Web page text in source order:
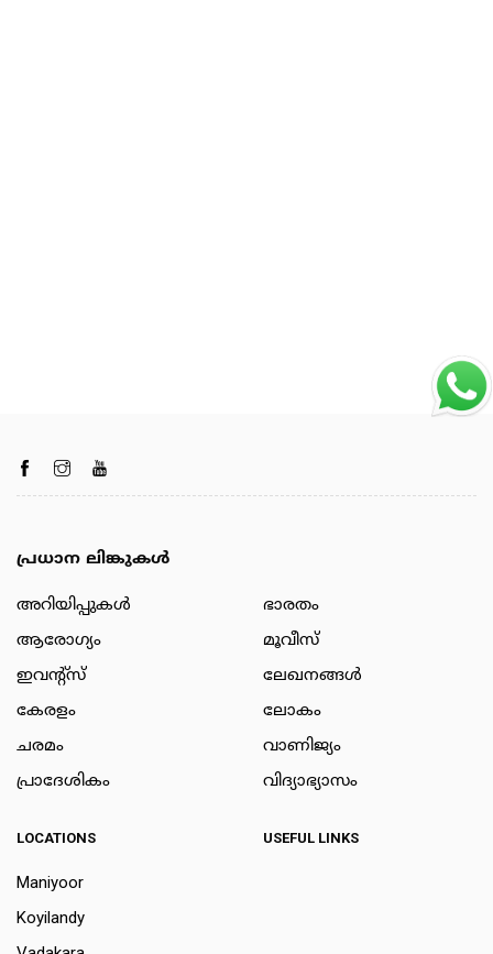
പ്രധാന ലിങ്കുകൾ
അറിയിപ്പുകള്‍
ആരോഗ്യം
ഇവന്റ്സ്
കേരളം
ചരമം
പ്രാദേശികം
ഭാരതം
മൂവീസ്
ലേഖനങ്ങള്‍
ലോകം
വാണിജ്യം
വിദ്യാഭ്യാസം
LOCATIONS
Maniyoor
Koyilandy
USEFUL LINKS